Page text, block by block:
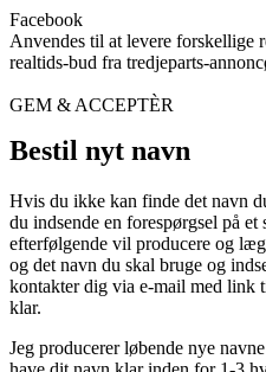
Facebook
Anvendes til at levere forskellige
realtids-bud fra tredjeparts-
GEM & ACCEPTÈR
Bestil nyt navn
Hvis du ikke kan finde det navn
du indsende en forespørgsel på
efterfølgende vil producere og
og det navn du skal bruge og
kontakter dig via e-mail med link
klar.
Jeg producerer løbende nye